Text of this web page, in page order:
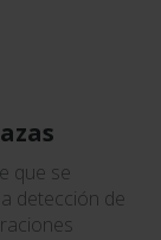
que se
detección de